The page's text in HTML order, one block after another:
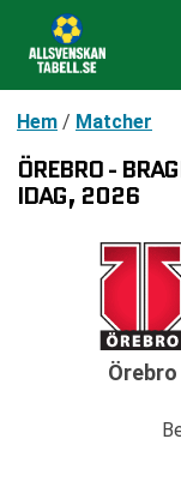
Hem / Matcher
ÖREBRO -
IDAG, 2026
Örebro